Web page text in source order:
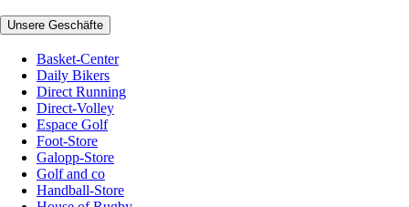
Unsere Geschäfte
Basket-Center
Daily Bikers
Direct Running
Direct-Volley
Espace Golf
Foot-Store
Galopp-Store
Golf and co
Handball-Store